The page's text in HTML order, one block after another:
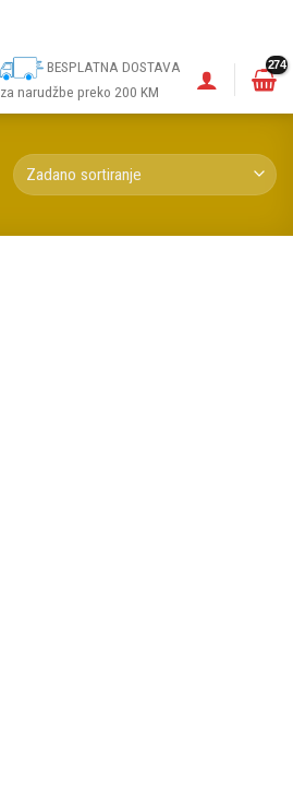
BESPLATNA DOSTAVA
za narudžbe preko 200 KM